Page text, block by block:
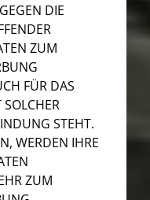
DIE
ZUM
FÜR DAS
SOLCHER
STEHT.
WERDEN IHRE
ZUM